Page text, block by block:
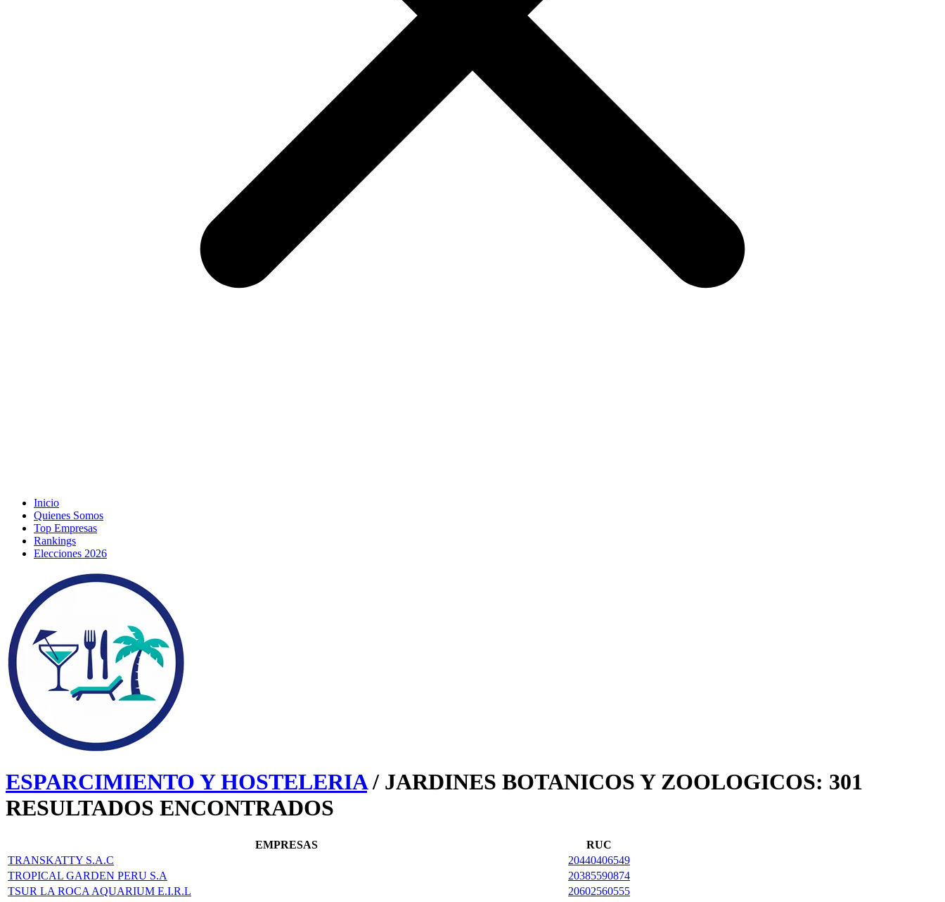
Inicio
Quienes Somos
Top Empresas
Rankings
Elecciones 2026
ESPARCIMIENTO Y HOSTELERIA/ JARDINES BOTANICOS Y ZOOLOGICOS: 301
RESULTADOS ENCONTRADOS
EMPRESAS
RUC
TRANSKATTY S.A.C
20440406549
TROPICAL GARDEN PERU S.A
20385590874
TSUR LA ROCA AQUARIUM E.I.R.L
20602560555